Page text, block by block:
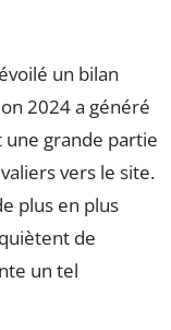
un bilan
2024 a généré
une grande partie
vers le site.
plus en plus
de
un tel